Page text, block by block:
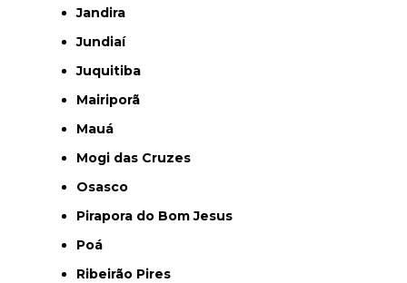
Jandira
Jundiaí
Juquitiba
Mairiporã
Mauá
Mogi das Cruzes
Osasco
Pirapora do Bom Jesus
Poá
Ribeirão Pires